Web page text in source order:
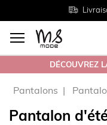
DÉCOUVREZ
Pantalons
Pantalon